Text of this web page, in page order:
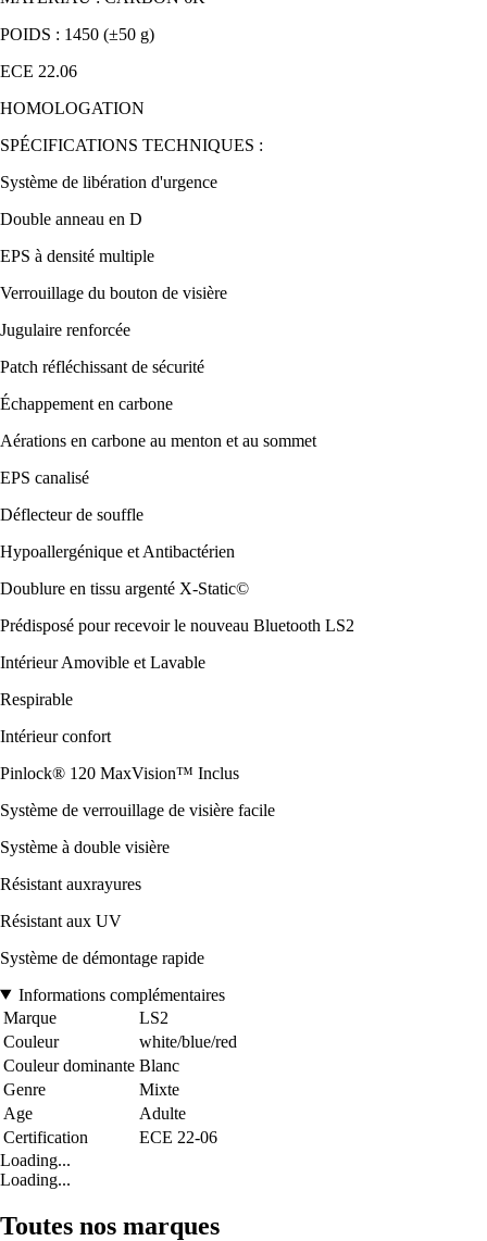
POIDS : 1450 (±50 g)
ECE 22.06
HOMOLOGATION
SPÉCIFICATIONS TECHNIQUES :
Système de libération d'urgence
Double anneau en D
EPS à densité multiple
Verrouillage du bouton de visière
Jugulaire renforcée
Patch réfléchissant de sécurité
Échappement en carbone
Aérations en carbone au menton et au sommet
EPS canalisé
Déflecteur de souffle
Hypoallergénique et Antibactérien
Doublure en tissu argenté X-Static©
Prédisposé pour recevoir le nouveau Bluetooth LS2
Intérieur Amovible et Lavable
Respirable
Intérieur confort
Pinlock® 120 MaxVision™ Inclus
Système de verrouillage de visière facile
Système à double visière
Résistant auxrayures
Résistant aux UV
Système de démontage rapide
Informations complémentaires
Marque
LS2
Couleur
white/blue/red
Couleur dominante Blanc
Genre
Mixte
Age
Adulte
Certification
ECE 22-06
Loading...
Loading...
Toutes nos marques